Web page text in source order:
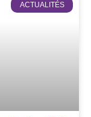
ACTUALITÉS